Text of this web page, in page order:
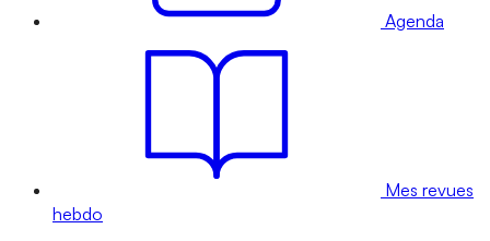
Agenda
Mes revues
hebdo